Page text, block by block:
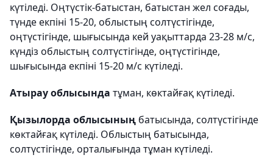
күтіледі. Оңтүстік-батыстан, батыстан жел соғады,
түнде екпіні 15-20, облыстың солтүстігінде,
оңтүстігінде, шығысында кей уақыттарда 23-28 м/с,
күндіз облыстың солтүстігінде, оңтүстігінде,
шығысында екпіні 15-20 м/с күтіледі.
Атырау облысында тұман, көктайғақ күтіледі.
Қызылорда облысының батысында, солтүстігінде
көктайғақ күтіледі. Облыстың батысында,
солтүстігінде, орталығында тұман күтіледі.